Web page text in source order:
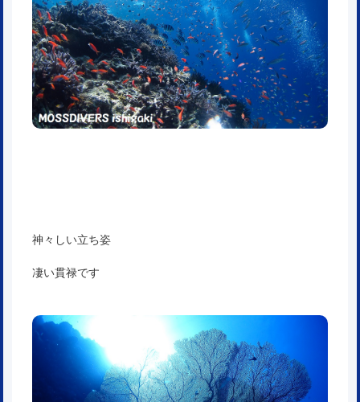
神々しい立ち姿
凄い貫禄です